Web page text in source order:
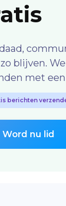
blijven.
met
berichten
Word nu lid